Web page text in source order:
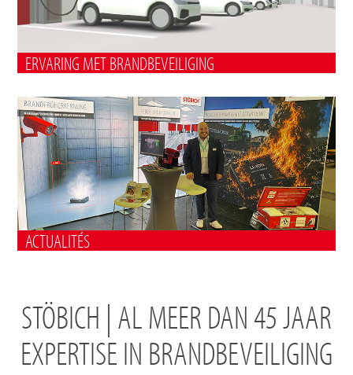
ERVARING MET BRANDBEVEILIGING
ACTUALITÉS
STÖBICH | AL MEER DAN 45 JAAR
EXPERTISE IN BRANDBEVEILIGING